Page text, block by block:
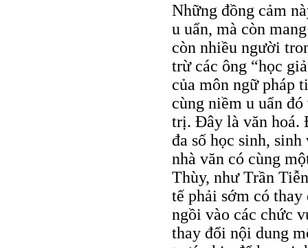
Những đồng cảm
u uẩn, mà còn
còn nhiều người
trừ các ông “học
của môn ngữ pháp
cùng niềm u uẩn
trị. Ðây là văn hoá.
đa số học sinh,
nhà văn có cùng
Thùy, như Trần
tế phải sớm có
ngồi vào các chức
thay đổi nội dung